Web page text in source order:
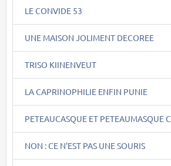
LE CONVIDE 53
UNE MAISON JOLIMENT DECOREE
TRISO KIINENVEUT
LA CAPRINOPHILIE ENFIN PUNIE
PETEAUCASQUE ET PETEAUMASQUE C
NON : CE N'EST PAS UNE SOURIS